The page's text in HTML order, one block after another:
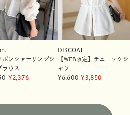
ボンシャーリングシ
ラウス
2,376
DISCOAT
【WEB限定】チュニックシ
ャツ
6,600
3,850